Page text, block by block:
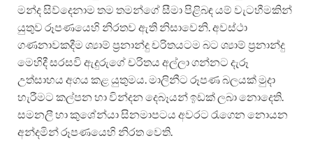
මන්ද සිව්දෙනාම තම තමන්ගේ සීමා පිළිබඳ යම් වැටහීමකින්
යුතුව රූපණයෙහි නිරතව ඇති නිසාවෙනි. අවස්ථා
ගණනාවකදීම ශ්‍යාම් ප්‍රනාන්දු චරිතයටම බට ශ්‍යාම් ප්‍රනාන්දු
මෙහිදී සරසවි ඇදුරුගේ චරිතය අල්ලා ගන්නට දැරූ
උත්සාහය අගය කළ යුතුමය. මාලිනීට රූපණ බලයක් මුදා
හැරීමට කල්පන හා වින්දන දෙබෑයන් ඉඩක් ලබා නොදෙති.
සමනලී හා කුශේන්යා සිනමාපටය අවරට රැගෙන නොයන
අන්දමින් රූපණයෙහි නිරත වෙති.